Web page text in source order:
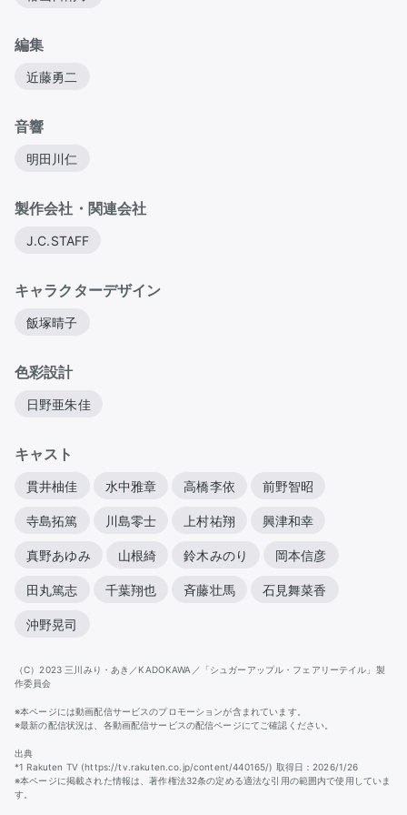
編集
近藤勇二
音響
明田川仁
製作会社・関連会社
J.C.STAFF
キャラクターデザイン
飯塚晴子
色彩設計
日野亜朱佳
キャスト
貫井柚佳 水中雅章 高橋李依 前野智昭
寺島拓篤 川島零士 上村祐翔 興津和幸
真野あゆみ 山根綺 鈴木みのり 岡本信彦
田丸篤志 千葉翔也 斉藤壮馬 石見舞菜香
沖野晃司
（C）2023 三川みり・あき／KADOKAWA／「シュガーアップル・フェアリーテイル」製
作委員会
※本ページには動画配信サービスのプロモーションが含まれています。
※最新の配信状況は、各動画配信サービスの配信ページにてご確認ください。
出典
*1 Rakuten TV (https://tv.rakuten.co.jp/content/440165/) 取得日：2026/1/26
※本ページに掲載された情報は、著作権法32条の定める適法な引用の範囲内で使用していま
す。